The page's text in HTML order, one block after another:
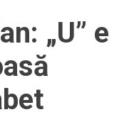
„U” e